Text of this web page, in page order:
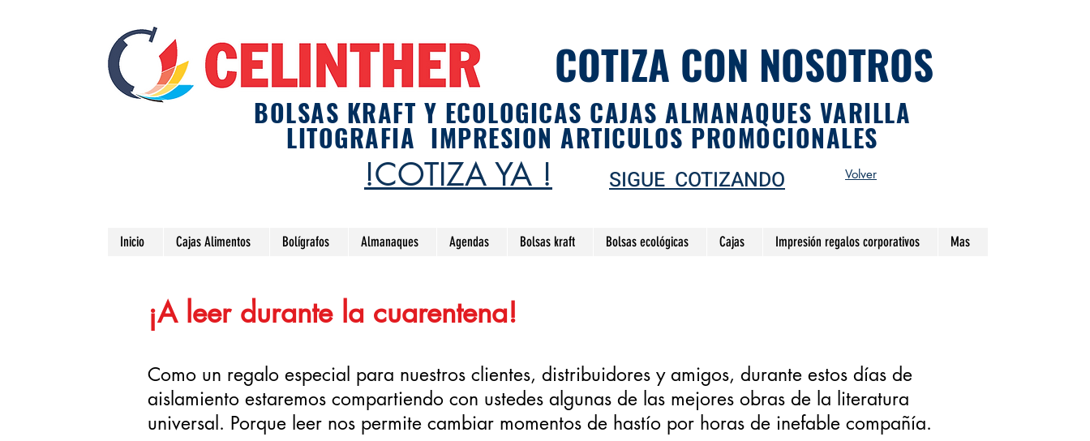
COTIZA CON NOSOTROS
BOLSAS KRAFT Y ECOLOGICAS CAJAS ALMANAQUES VARILLA
LITOGRAFIA IMPRESION ARTICULOS PROMOCIONALES
!COTIZA YA ! SIGUE COTIZANDO Volver
Inicio Cajas Alimentos Bolígrafos Almanaques Agendas Bolsas kraft Bolsas ecológicas Cajas Impresión regalos corporativos Mas
¡A leer durante la cuarentena!
Como un regalo especial para nuestros clientes, distribuidores y amigos, durante estos días de
aislamiento estaremos compartiendo con ustedes algunas de las mejores obras de la literatura
universal. Porque leer nos permite cambiar momentos de hastío por horas de inefable compañía.